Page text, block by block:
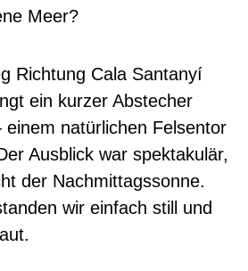
Meer?
Richtung Cala Santanyí
ein kurzer Abstecher
einem natürlichen Felsentor
Ausblick war spektakulär,
der Nachmittagssonne.
wir einfach still und